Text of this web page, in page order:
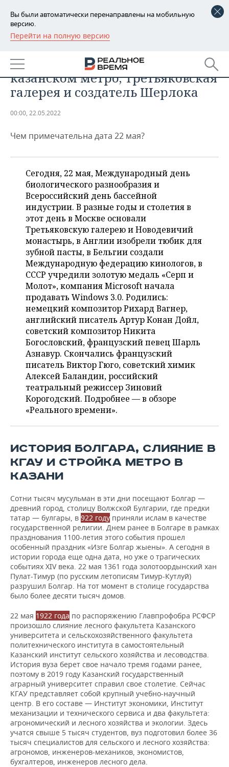
Вы были автоматически перенаправлены на мобильную
версию.
Перейти на полную версию
РЕГИОНЫ
БАШКОРТОСТАН
ТАТАРСТАН
НОВОСТИ
АНАЛИТИКА
ДЕКЛАРАЦИИ О ДОХОДАХ
КОРОЛИ ГОСЗАКАЗА ПФО
ВУЗЫ ТАТАРСТАНА
КОМУ ПРИНАДЛЕЖАТ
ТОРГОВЫЕ ЦЕНТРЫ
ТАТАРСТАНА
НОВОСТИ ЭКОНОМИКИ
ФИНАНСЫ
БАНКИ
БЮДЖЕТ
ИНВЕСТИЦИИ
ПРОМЫШЛЕННОСТЬ
НОВОСТИ
АГРОПРОМ
МАШИНОСТРОЕНИЕ
НЕФТЕХИМИЯ
НЕФТЬ
ОПК
ЭНЕРГЕТИКА
НЕДВИЖИМОСТЬ
НОВОСТИ НЕДВИЖИМОСТИ
АВТО
НОВОСТИ АВТО
БИЗНЕС
НОВОСТИ БИЗНЕСА
РОЗНИЧНАЯ ТОРГОВЛЯ
ТРАНСПОРТ
УСЛУГИ
ТЕХНОЛОГИИ
НОВОСТИ ТЕХНОЛОГИЙ
МЕДИА
ТЕЛЕКОММУНИКАЦИИ
МЕРОПРИЯТИЯ
НОВОСТИ МЕРОПРИЯТИЙ
ВЫЕЗДНАЯ РЕДАКЦИЯ
БИЗНЕС-БРАНЧИ
ONLINE-КОНФЕРЕНЦИИ
ОТКРЫТАЯ ЛЕКЦИЯ
СПОРТ
НОВОСТИ СПОРТА
ФУТБОЛ
ХОККЕЙ
БАСКЕТБОЛ
ВОЛЕЙБОЛ
КИБЕРСПОРТ
ВОДНЫЕ ВИДЫ СПОРТА
ОБЩЕСТВО
НОВОСТИ ОБЩЕСТВА
ВЛАСТЬ
ИНФРАСТРУКТУРА
ИСТОРИЯ
КУЛЬТУРА
ОБРАЗОВАНИЕ
ФОТОГАЛЕРЕЯ
СЮЖЕТЫ
СПРАВОЧНИК
СПИСОК ПЕРСОН
СПИСОК КОМПАНИЙ
ПОЛНАЯ ВЕРСИЯ
День в истории: «Сююмбике» в
казанском метро, Третьяковская
галерея и создатель Шерлока
00:00, 22.05.2022
Чем примечательна дата 22 мая?
Сегодня, 22 мая, Международный день
биологического разнообразия и
Всероссийский день бассейной
индустрии. В разные годы и столетия в
этот день в Москве основали
Третьяковскую галерею и Новодевичий
монастырь, в Англии изобрели тюбик для
зубной пасты, в Бельгии создали
Международную федерацию кинологов, в
СССР учредили золотую медаль «Серп и
Молот», компания Microsoft начала
продавать Windows 3.0. Родились:
немецкий композитор Рихард Вагнер,
английский писатель Артур Конан Дойл,
советский композитор Никита
Богословский, французский певец Шарль
Азнавур. Скончались французский
писатель Виктор Гюго, советский химик
Алексей Баландин, российский
театральный режиссер Зиновий
Корогодский. Подробнее — в обзоре
«Реального времени».
ИСТОРИЯ БОЛГАРА, СЛИЯНИЕ В
КГАУ И СТРОЙКА МЕТРО В
КАЗАНИ
Сотни тысяч мусульман в эти дни посещают Болгар —
древний город, столицу Волжской Булгарии, где предки
татар — булгары, в 922 году приняли ислам в качестве
государственной религии. Днем ранее в Болгаре в рамках
празднования 1100-летия этого события прошел
особенный праздник «Изге Болгар жыены». А сегодня в
истории города еще одна дата, но уже о трагических
событиях XIV века. 22 мая 1361 года золотоордынский хан
Пулат-Тимур (по русским летописям Тимур-Кутлуй)
разрушил Болгар. На тот момент в столице государства
было более десяти тысяч домов.
22 мая 1922 года по распоряжению Главпрофобра РСФСР
произошло слияние лесного факультета Казанского
университета и сельскохозяйственного факультета
политехнического института в самостоятельный
Казанский институт сельского хозяйства и лесоводства.
История вуза берет свое начало тремя годами ранее,
поэтому в 2019 году Казанский государственный
аграрный университет справил свое столетие. Сейчас
КГАУ представляет собой крупный учебно-научный
центр. В его составе — Институт экономики, Институт
механизации и технического сервиса и два факультета:
агрономический и лесного хозяйства и экологии. Здесь
учатся свыше 5 тысяч студентов, вуз подготовил более 36
тысяч специалистов для сельского и лесного хозяйства:
агрономов, инженеров-механиков, экономистов,
бухгалтеров, инженеров лесного дела.